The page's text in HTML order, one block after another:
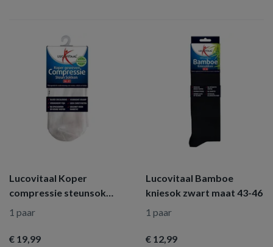
Lucovitaal Koper
compressie steunsok
maat 36-41 wit
1 paar
€ 19,99
Lucovitaal Bamboe
kniesok zwart maat 43-46
1 paar
€ 12,99